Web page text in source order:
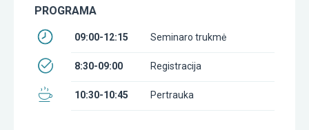
PROGRAMA
09:00-12:15 Seminaro trukmė
8:30-09:00 Registracija
10:30-10:45 Pertrauka